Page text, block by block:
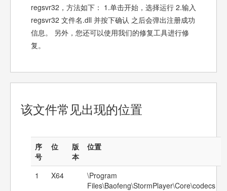
regsvr32，方法如下： 1.单击开始，选择运行 2.输入
regsvr32 文件名.dll 并按下确认 之后会弹出注册成功
信息。 另外，您还可以使用我们的修复工具进行修
复。
该文件常见出现的位置
序
号
位
版
本
位置
1 X64
\Program
Files\Baofeng\StormPlayer\Core\codecs